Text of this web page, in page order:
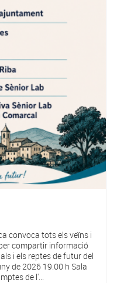
convoca tots els veïns i
compartir informació
i els reptes de futur del
de 2026 19.00 h Sala
de l'...